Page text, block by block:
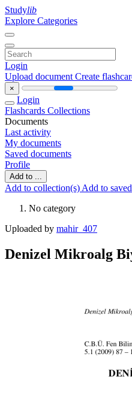
Studylib
Explore Categories
Login
Upload document Create
×
Login
Flashcards Collections
Documents
Last activity
My documents
Saved documents
Profile
Add to ...
Add to collection(s) Add to saved
No category
Uploaded by mahir_407
Denizel Mikroalg